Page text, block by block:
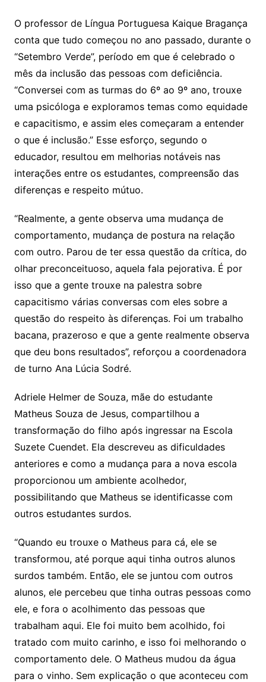
O professor de Língua Portuguesa Kaique Bragança
conta que tudo começou no ano passado, durante o
“Setembro Verde”, período em que é celebrado o
mês da inclusão das pessoas com deficiência.
“Conversei com as turmas do 6º ao 9º ano, trouxe
uma psicóloga e exploramos temas como equidade
e capacitismo, e assim eles começaram a entender
o que é inclusão.” Esse esforço, segundo o
educador, resultou em melhorias notáveis nas
interações entre os estudantes, compreensão das
diferenças e respeito mútuo.
“Realmente, a gente observa uma mudança de
comportamento, mudança de postura na relação
com outro. Parou de ter essa questão da crítica, do
olhar preconceituoso, aquela fala pejorativa. É por
isso que a gente trouxe na palestra sobre
capacitismo várias conversas com eles sobre a
questão do respeito às diferenças. Foi um trabalho
bacana, prazeroso e que a gente realmente observa
que deu bons resultados”, reforçou a coordenadora
de turno Ana Lúcia Sodré.
Adriele Helmer de Souza, mãe do estudante
Matheus Souza de Jesus, compartilhou a
transformação do filho após ingressar na Escola
Suzete Cuendet. Ela descreveu as dificuldades
anteriores e como a mudança para a nova escola
proporcionou um ambiente acolhedor,
possibilitando que Matheus se identificasse com
outros estudantes surdos.
“Quando eu trouxe o Matheus para cá, ele se
transformou, até porque aqui tinha outros alunos
surdos também. Então, ele se juntou com outros
alunos, ele percebeu que tinha outras pessoas como
ele, e fora o acolhimento das pessoas que
trabalham aqui. Ele foi muito bem acolhido, foi
tratado com muito carinho, e isso foi melhorando o
comportamento dele. O Matheus mudou da água
para o vinho. Sem explicação o que aconteceu com